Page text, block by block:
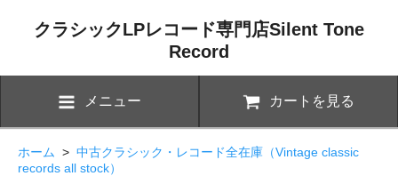
クラシックLPレコード専門店Silent Tone
Record
メニュー カートを見る
ホーム > 中古クラシック・レコード全在庫（Vintage classic
records all stock）